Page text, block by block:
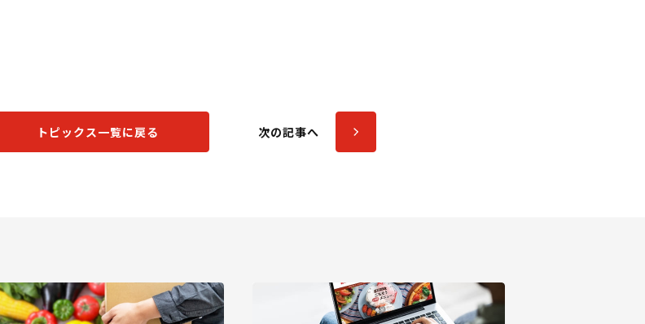
トピックス一覧に戻る 次の記事へ